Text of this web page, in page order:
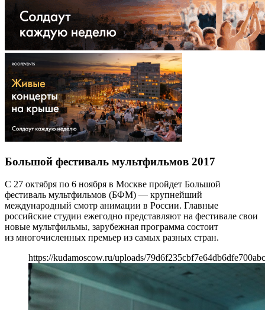
Большой фестиваль мультфильмов 2017
С 27 октября по 6 ноября в Москве пройдет Большой
фестиваль мультфильмов (БФМ) — крупнейший
международный смотр анимации в России. Главные
российские студии ежегодно представляют на фестивале свои
новые мультфильмы, зарубежная программа состоит
из многочисленных премьер из самых разных стран.
https://kudamoscow.ru/uploads/